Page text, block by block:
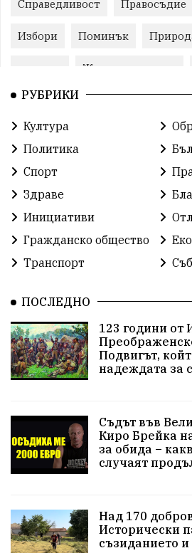
Справедливост Правосъдие
Избори Поминък
Животновъдство
РУБРИКИ
Култура
Политика
Спорт
Здраве
Инициативи
Гражданско общество
Транспорт
ПОСЛЕДНО
123 години от
Подвигът,
надеждата за
Съдът във
Киро Брейка
за обида –
случаят
Над 170
Исторически
съзиданието